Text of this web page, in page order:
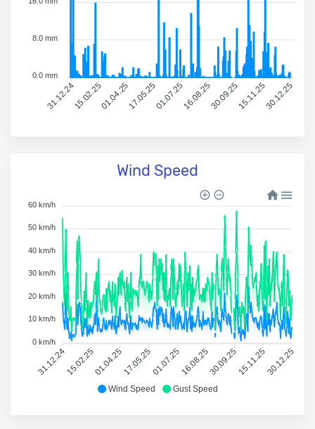
31.12.2415.02.2501.04.2517.05.2501.07.2516.08.2530.09.2515.11.2530.12.25
8.0 mm
0.0 mm
Wind Speed
Wind Speed Gust Speed
31.12.2415.02.2501.04.2517.05.2501.07.2516.08.2530.09.2515.11.2530.12.25
60 km/h
50 km/h
40 km/h
30 km/h
20 km/h
10 km/h
0 km/h